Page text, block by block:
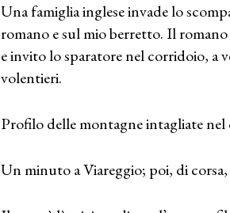
Una famiglia inglese invade lo
romano e sul mio berretto. Il
e invito lo sparatore nel corridoio, a
volentieri.
Profilo delle montagne intagliate nel
Un minuto a Viareggio; poi, di corsa,